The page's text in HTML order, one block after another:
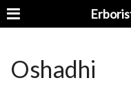
Oshadhi